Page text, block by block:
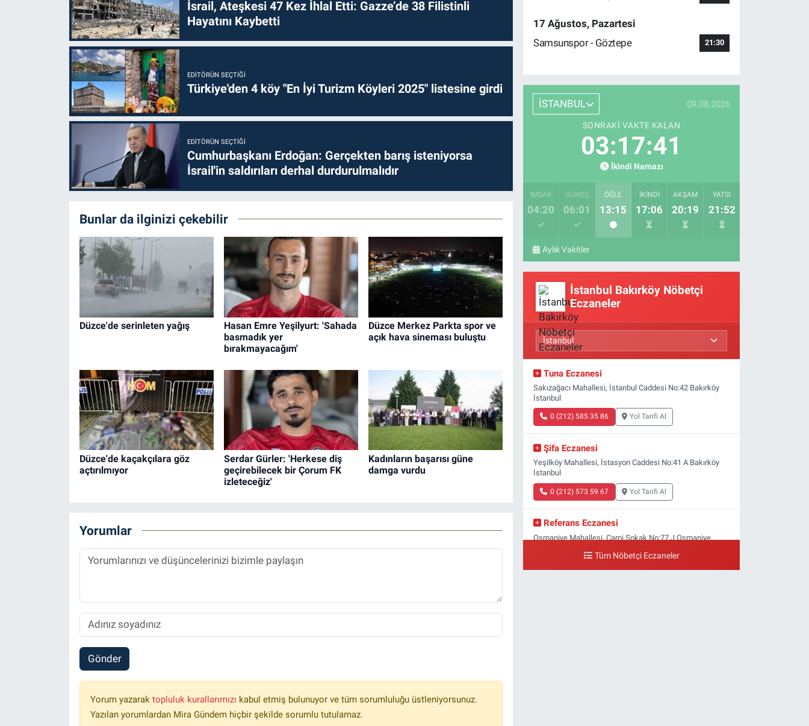
İsrail, Ateşkesi 47 Kez İhlal Etti: Gazze’de 38 Filistinli
Hayatını Kaybetti
EDITÖRÜN SEÇTIĞI
Türkiye'den 4 köy "En İyi Turizm Köyleri 2025" listesine girdi
EDITÖRÜN SEÇTIĞI
Cumhurbaşkanı Erdoğan: Gerçekten barış isteniyorsa
İsrail'in saldırıları derhal durdurulmalıdır
Bunlar da ilginizi çekebilir
Düzce'de serinleten yağış
Hasan Emre Yeşilyurt: 'Sahada
basmadık yer
bırakmayacağım'
Düzce Merkez Parkta spor ve
açık hava sineması buluştu
Düzce'de kaçakçılara göz
açtırılmıyor
Serdar Gürler: 'Herkese diş
geçirebilecek bir Çorum FK
izleteceğiz'
Kadınların başarısı güne
damga vurdu
Yorumlar
Gönder
Yorum yazarak topluluk kurallarımızı kabul etmiş bulunuyor ve tüm sorumluluğu üstleniyorsunuz.
Yazılan yorumlardan Mira Gündem hiçbir şekilde sorumlu tutulamaz.
17 Ağustos, Pazartesi
Samsunspor - Göztepe
21:30
İSTANBUL 09.08.2026
SONRAKI VAKTE KALAN
03:17:40
İkindi Namazı
İMSAK
04:20
GÜNEŞ
06:01
ÖĞLE
13:15
İKINDI
17:06
AKŞAM
20:19
YATSI
21:52
Aylık Vakitler
İstanbul Bakırköy Nöbetçi
Eczaneler
Tuna Eczanesi
Sakızağacı Mahallesi, İstanbul Caddesi No:42 Bakırköy
İstanbul
0 (212) 585 35 86 Yol Tarifi Al
Şifa Eczanesi
Yeşilköy Mahallesi, İstasyon Caddesi No:41 A Bakırköy
İstanbul
0 (212) 573 59 67 Yol Tarifi Al
Referans Eczanesi
Osmaniye Mahallesi, Cami Sokak No:77 J Osmaniye
Tüm Nöbetçi Eczaneler